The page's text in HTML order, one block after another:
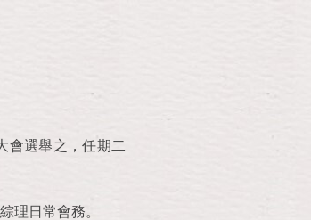
會選舉之，任期二
理日常會務。